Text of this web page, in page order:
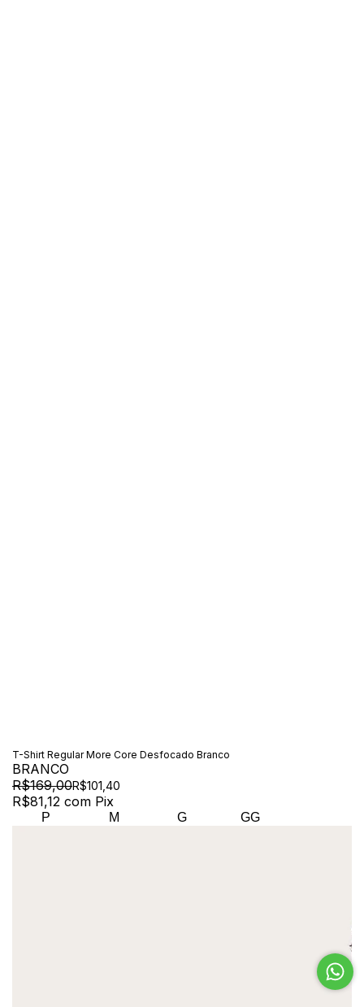
T-Shirt Regular More Core Desfocado Branco
BRANCO
R$169,00R$101,40
R$81,12 com Pix
P M G GG